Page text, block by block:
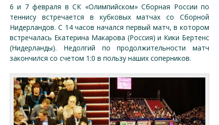
6 и 7 февраля в СК «Олимпийском» Сборная России по
теннису встречается в кубковых матчах со Сборной
Нидерландов. С 14 часов начался первый матч, в котором
встречалась Екатерина Макарова (Россия) и Кики Бертенс
(Нидерланды). Недолгий по продолжительности матч
закончился со счетом 1:0 в пользу наших соперников.